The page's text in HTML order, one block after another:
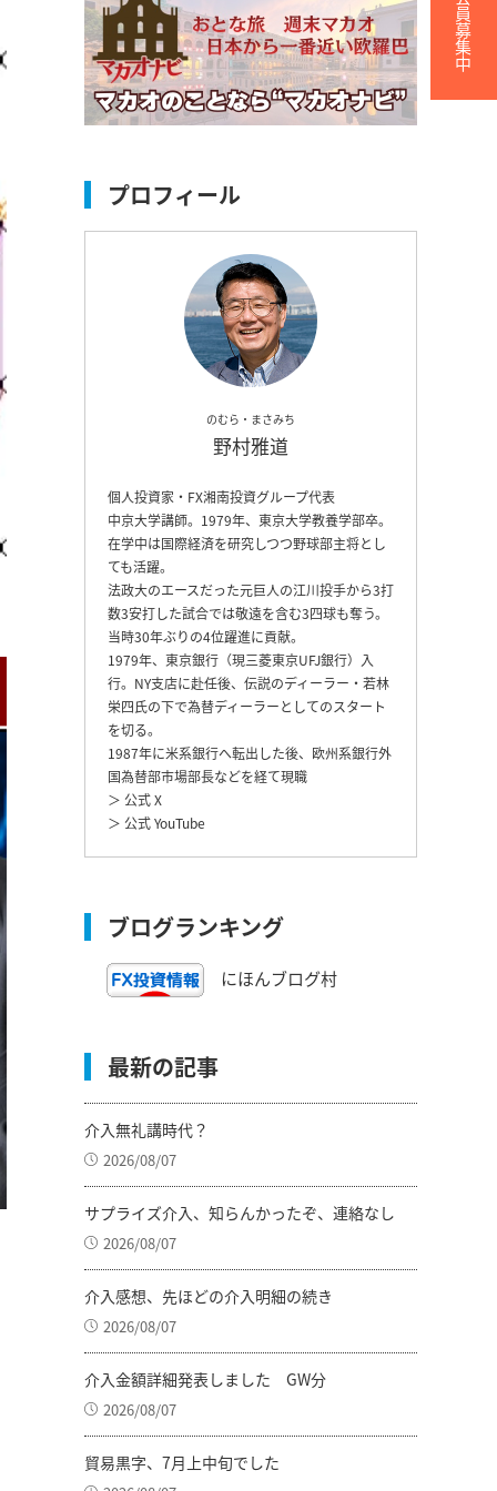
プロフィール
のむら・まさみち
野村雅道
個人投資家・FX湘南投資グループ代表
中京大学講師。1979年、東京大学教養学部卒。
在学中は国際経済を研究しつつ野球部主将とし
ても活躍。
法政大のエースだった元巨人の江川投手から3打
数3安打した試合では敬遠を含む3四球も奪う。
当時30年ぶりの4位躍進に貢献。
1979年、東京銀行（現三菱東京UFJ銀行）入
行。NY支店に赴任後、伝説のディーラー・若林
栄四氏の下で為替ディーラーとしてのスタート
を切る。
1987年に米系銀行へ転出した後、欧州系銀行外
国為替部市場部長などを経て現職
＞ 公式 X
＞ 公式 YouTube
ブログランキング
にほんブログ村
最新の記事
介入無礼講時代？
2026/08/07
サプライズ介入、知らんかったぞ、連絡なし
2026/08/07
介入感想、先ほどの介入明細の続き
2026/08/07
介入金額詳細発表しました GW分
2026/08/07
貿易黒字、7月上中旬でした